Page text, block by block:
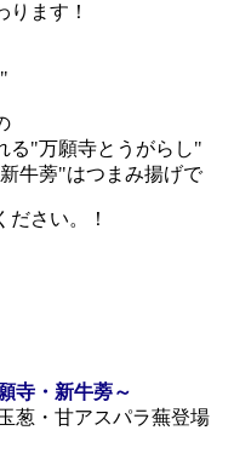
ます！
る"万願寺とうがらし"
牛蒡"はつまみ揚げで
さい。！
寺・新牛蒡～